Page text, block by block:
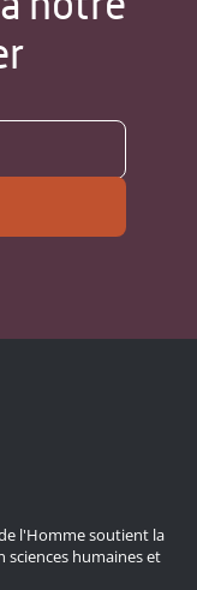
l'Homme soutient la
sciences humaines et